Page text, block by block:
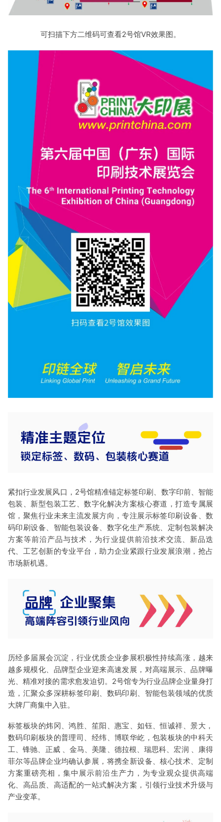
可扫描下方二维码可查看2号馆VR效果图。
紧扣行业发展风口，2号馆精准锚定标签印刷、数字印前、智能
包装、新型包装工艺、数字化解决方案核心赛道，打造专属展
馆，聚焦行业未来主流发展方向，专注展示标签印刷设备、数
码印刷设备、智能包装设备、数字化生产系统、定制包装解决
方案等前沿产品与技术，为行业提供前沿技术交流、新品迭
代、工艺创新的专业平台，助力企业紧跟行业发展浪潮，抢占
市场新机遇。
历经多届展会沉淀，行业优质企业参展积极性持续高涨，越来
越多规模化、品牌型企业迎来高速发展，对高端展示、品牌曝
光、精准对接的需求愈发迫切。2号馆专为行业品牌企业量身打
造，汇聚众多深耕标签印刷、数码印刷、智能包装领域的优质
大牌厂商集中入驻。
标签板块的炜冈、鸿胜、笙阳、惠宝、如钰、恒诚祥、景大，
数码印刷板块的普理司、经纬、博联华屹，包装板块的中科天
工、锋驰、正威 、金马、美隆、德拉根、瑞思科、宏润 、康得
菲尔等品牌企业均确认参展，将携全新设备、核心技术、定制
方案重磅亮相，集中展示前沿生产力，为专业观众提供高端
化、高品质、高适配的一站式解决方案，引领行业技术升级与
产业变革。